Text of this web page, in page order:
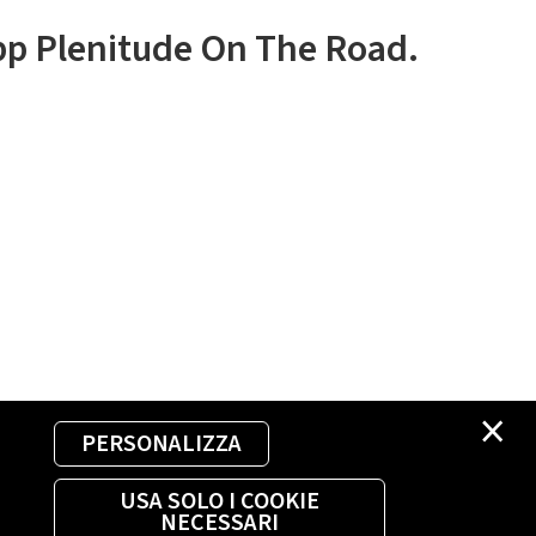
×
PERSONALIZZA
USA SOLO I COOKIE
NECESSARI
Plenitude On The Road.